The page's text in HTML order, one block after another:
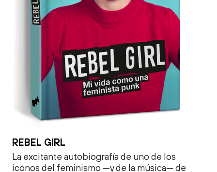
REBEL GIRL
La excitante autobiografía de uno de los
iconos del feminismo —y de la música— de